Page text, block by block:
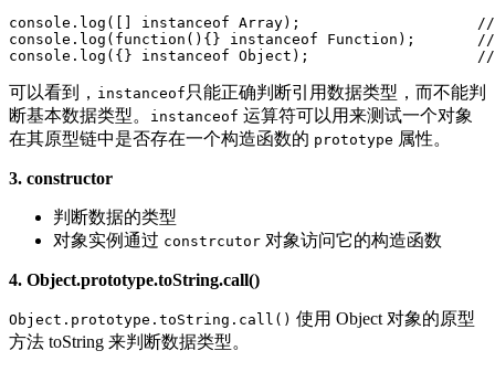
console.log([] instanceof Array);                    //
console.log(function(){} instanceof Function);
可以看到， instanceof 只能正确判断引用数据类型，而不能判
断基本数据类型。
instanceof 运算符可以用来测试一个对象
在其原型链中是否存在一个构造函数的 prototype 属性。
3. constructor
判断数据的类型
对象实例通过 constrcutor 对象访问它的构造函数
4. Object.prototype.toString.call()
Object.prototype.toString.call() 使用 Object 对象的原型
方法 toString 来判断数据类型。